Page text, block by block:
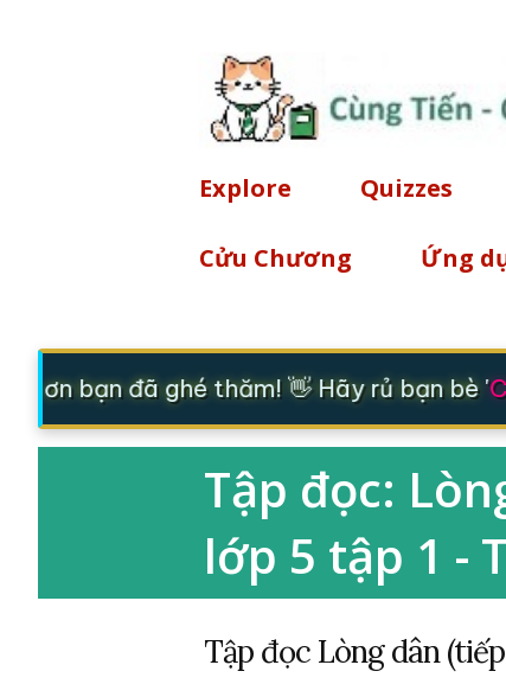
Explore Quizzes
Cửu Chương Ứng
ơn bạn đã ghé thăm! 👋 Hãy rủ bạn bè '
Tập đọc:
lớp 5 tập 1 -
Tập đọc Lòng dân